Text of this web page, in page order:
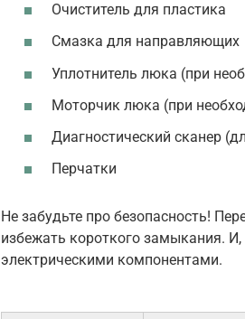
Очиститель для пластика
Смазка для направляющих
Уплотнитель люка (при
Моторчик люка (при
Диагностический сканер
Перчатки
Не забудьте про безопасность!
избежать короткого замыкания.
электрическими компонентами.